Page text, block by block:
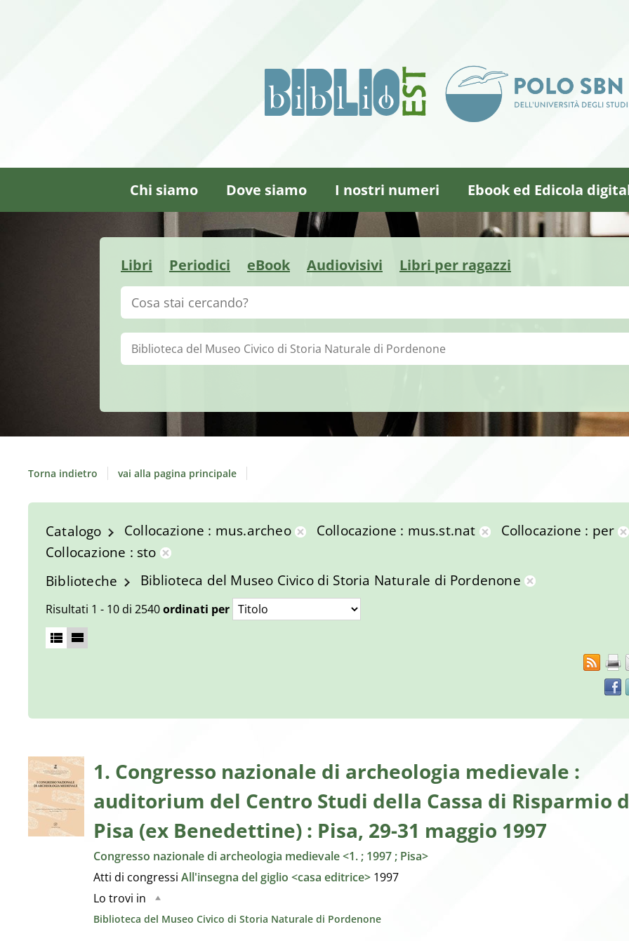
Chi siamo Dove siamo I nostri numeri Ebook ed Edicola
Libri Periodici eBook Audiovisivi Libri per ragazzi
Cerca su "Catalogo"
Biblioteca:
Torna indietro vai alla pagina principale
Catalogo Collocazione
mus.archeo
ricerca
corrente
Collocazione
mus.st.nat
ricerca
Collocazione
per
Collocazione
sto
Rimuovi
dalla
ricerca
Biblioteche
Biblioteca del Museo Civico di Storia Naturale di Pordenone
corrente
Risultati 1 - 10 di 2540ordinati per
RSS
1. Congresso nazionale di archeologia medievale :
auditorium del Centro Studi della Cassa di Risparmio
Pisa (ex Benedettine) : Pisa, 29-31 maggio 1997
Congresso nazionale di archeologia medievale <1. ; 1997 ; Pisa>
Atti di congressiAll'insegna del giglio <casa editrice> 1997
Lo trovi in
Biblioteca del Museo Civico di Storia Naturale di Pordenone